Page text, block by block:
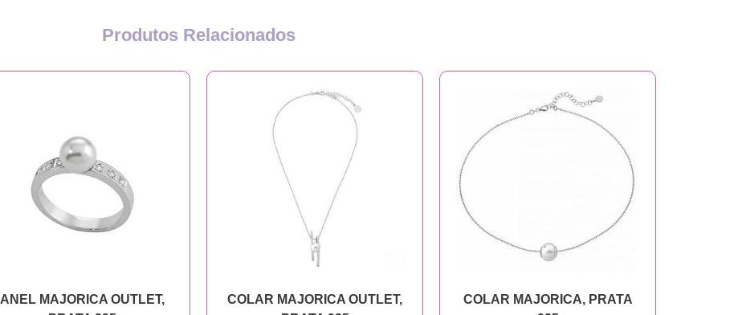
Produtos Relacionados
ANEL MAJORICA OUTLET,
COLAR MAJORICA OUTLET,
COLAR MAJORICA, PRATA